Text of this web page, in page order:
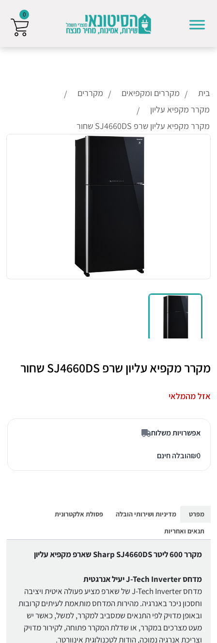
בית מקררים ומקפיאים
מקררים
מקרר מקפיא עליון
מקרר מקפיא עליון שרפ SJ4660DS שחור
מקרר מקפיא עליון שרפ SJ4660DS שחור
אזל מהמלאי
אפשרויות משלוח
₪0 הובלה חינם
מפרט מדיניות ושירותי הובלה
פסולת אלקטרונית
תנאים ואחריות
מקרר ‏600 ‏ליטר Sharp SJ4660DS‏ שארפ מקפיא עליון
מדחס J-Tech Inverter יעיל אנרגטית
מדחס J-Tech Inverter של שארפ מציע פעולה איטית ויציבה
וחסכון ניכר באנרגיה. מהירות המדחס מותאמת לעיתים קרובות
ובאופן מדויק לפי התנאים שמסביב למקרר, למשל, כאשר יש
מעט מצרכים במקרר, או שדלת המקרר פתוחה, לקירור מדויק
וצריכת אנרגיה נמוכה, הודות לטכנולוגית אינוורטר.
0